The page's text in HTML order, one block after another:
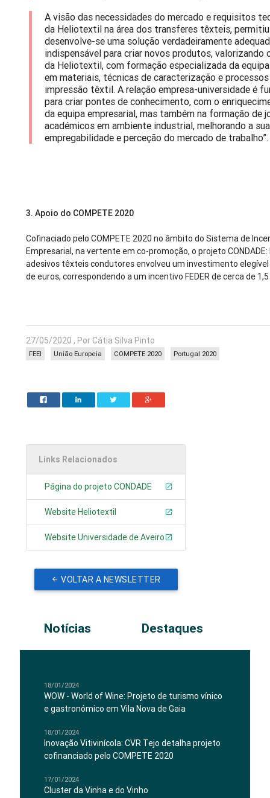
A visão das necessidades do mercado e requisitos
da Heliotextil na área dos transferes têxteis, permitiu
desenvolve-se uma solução verdadeiramente
indispensável para criar novos produtos, valorizando
da Heliotextil, com formação especializada da
em materiais, técnicas de caracterização e
impressão têxtil. A relação empresa-universidade é
para criar pontes de conhecimento, com o
da equipa empresarial, mas também na formação de
académicos em ambiente industrial, melhorando a sua
empregabilidade e perceção do mercado de trabalho”.
3. Apoio do COMPETE 2020
Cofinaciado pelo COMPETE 2020 no âmbito do Sistema de
Empresarial, na vertente em co-promoção, o projeto
adesivos têxteis condutores envolveu um investimento
de euros, correspondendo a um incentivo FEDER de cerca de
27/05/2020 , Por Cátia Silva Pinto
Portugal 2020
COMPETE 2020
União Europeia
FEEI
Links Relacionados
Página do projeto CONDADE
Website Heliotextil
Website Universidade de Aveiro
VOLTAR A NEWSLETTER
Notícias Destaques
18/01/2024
WOW - World of Wine: Projeto de turismo vínico
e gastronómico em Vila Nova de Gaia
18/01/2024
Inovação Vitivinícola: CVR Tejo detalha projeto
cofinanciado pelo COMPETE 2020
17/01/2024
Cluster da Vinha e do Vinho